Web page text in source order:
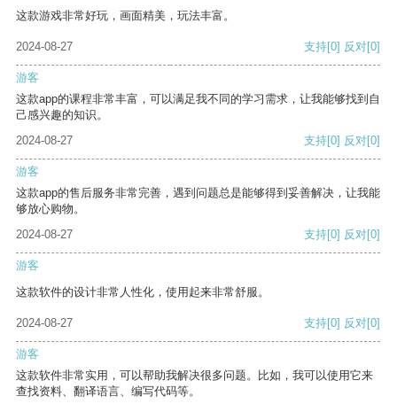
这款游戏非常好玩，画面精美，玩法丰富。
2024-08-27 支持[0] 反对[0]
游客
这款app的课程非常丰富，可以满足我不同的学习需求，让我能够找到自
己感兴趣的知识。
2024-08-27
支持[0] 反对[0]
游客
这款app的售后服务非常完善，遇到问题总是能够得到妥善解决，让我能
够放心购物。
2024-08-27
支持[0] 反对[0]
游客
这款软件的设计非常人性化，使用起来非常舒服。
2024-08-27 支持[0] 反对[0]
游客
这款软件非常实用，可以帮助我解决很多问题。比如，我可以使用它来
查找资料、翻译语言、编写代码等。